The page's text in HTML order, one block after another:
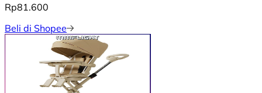
Rp81.600
Beli di Shopee